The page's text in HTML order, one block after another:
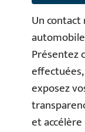
Un
Présentez
exposez
et accélère